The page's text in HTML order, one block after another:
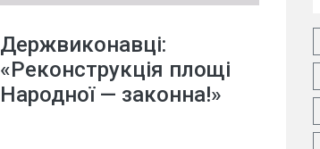
Держвиконавці:
«Реконструкція площі
Народної — законна!»